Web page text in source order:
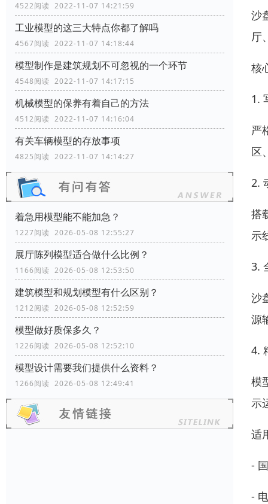
4522阅读 2022-11-07 14:21:59
工业模型的这三大特点你都了解吗
4567阅读 2022-11-07 14:18:44
模型制作是建筑规划不可忽视的一个环节
4548阅读 2022-11-07 14:17:15
机械模型的保养有着自己的方法
4512阅读 2022-11-07 14:16:04
有关车辆模型的存放事项
4825阅读 2022-11-07 14:14:27
着急用模型能不能加急？
1227阅读 2026-05-08 12:55:27
展厅陈列模型适合做什么比例？
1166阅读 2026-05-08 12:53:50
建筑模型和规划模型有什么区别？
1212阅读 2026-05-08 12:52:59
模型做好质保多久？
1226阅读 2026-05-08 12:52:10
模型设计需要我们提供什么资料？
1266阅读 2026-05-08 12:49:41
沙
厅
核
1.
严
区
2.
搭
示
3.
沙
源
4.
模
示
适
-
-